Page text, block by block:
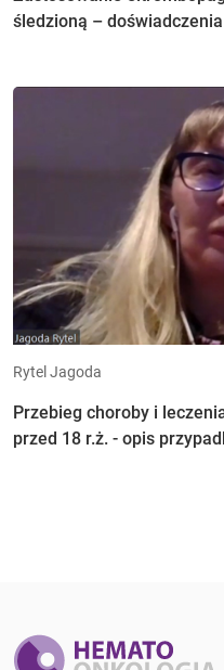
śledzioną – doświadczenia
Rytel Jagoda
Przebieg choroby i
przed 18 r.ż. - opis